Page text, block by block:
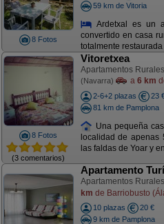
8 Fotos
59 km de Vitoria
Ardetxal es un
convertido en casa
totalmente restaurada
8 Fotos
(3 comentarios)
Vitoretxea
Apartamentos
(Navarra) a 6 km
2-6+2 plazas
23
81 km de Pamplona
Una pequeña
localidad de
las faldas de Yoar y
Apartamento
Apartamentos
km de Barriobusto
10 plazas
20 €
9 km de Pamplona